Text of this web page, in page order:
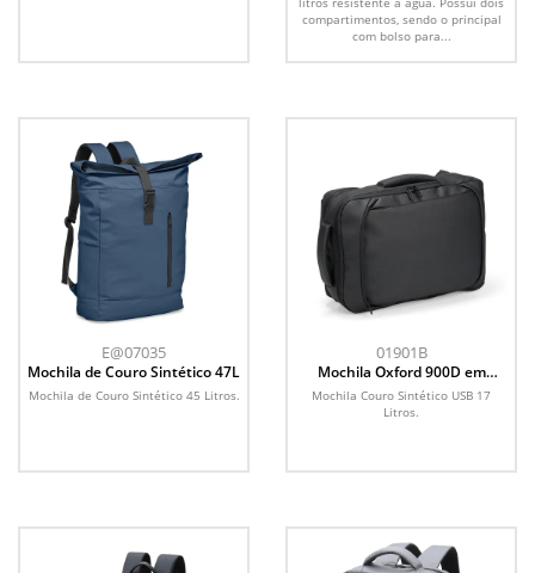
compartimentos, sendo o principal
com bolso para...
E@07035
Mochila de Couro Sintético 47L
Mochila de Couro Sintético 45 Litros.
01901B
Mochila Oxford 900D em
Poliéster 22L
Mochila Couro Sintético USB 17
Litros.